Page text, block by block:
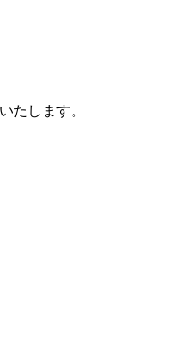
たします。